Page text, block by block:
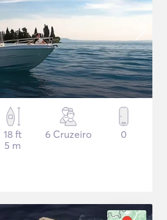
18 ft
5 m
6 Cruzeiro 0